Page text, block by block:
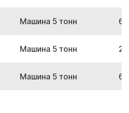
Машина 5 тонн
Машина 5 тонн
Машина 5 тонн